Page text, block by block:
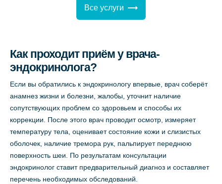
Все услуги
Как проходит приём у врача-
эндокринолога?
Если вы обратились к эндокринологу впервые, врач соберёт
анамнез жизни и болезни, жалобы, уточнит наличие
сопутствующих проблем со здоровьем и способы их
коррекции. После этого врач проводит осмотр, измеряет
температуру тела, оценивает состояние кожи и слизистых
оболочек, наличие тремора рук, пальпирует переднюю
поверхность шеи. По результатам консультации
эндокринолог ставит предварительный диагноз и составляет
перечень необходимых обследований.